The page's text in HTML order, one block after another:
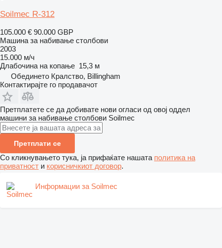
Soilmec R-312
105.000 € 90.000 GBP
Машина за набивање столбови
2003
15.000 м/ч
Длабочина на копање 15,3 м
Обединето Кралство, Billingham
Контактирајте го продавачот
Претплатете се да добивате нови огласи од овој оддел
машини за набивање столбови Soilmec
Претплати се
Со кликнувањето тука, ја прифаќате нашата политика на
приватност и корисничкиот договор.
Информации за Soilmec